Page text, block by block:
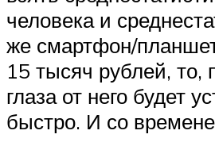
человека и
же смартфон/
15 тысяч рублей, то,
глаза от него будет
быстро. И со